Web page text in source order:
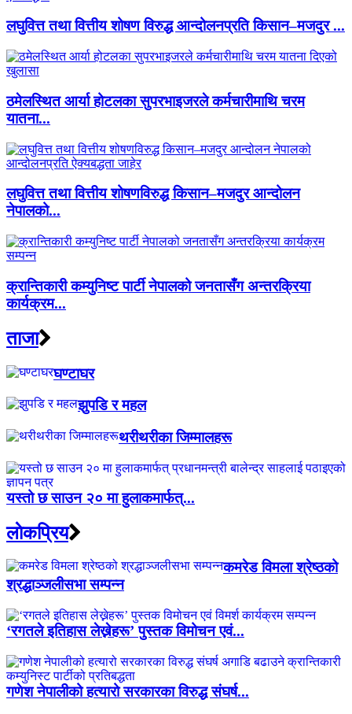
लघुवित्त तथा वित्तीय शोषण विरुद्ध आन्दोलनप्रति किसान–मजदुर ...
ठमेलस्थित आर्या होटलका सुपरभाइजरले कर्मचारीमाथि चरम
यातना...
लघुवित्त तथा वित्तीय शोषणविरुद्ध किसान–मजदुर आन्दोलन
नेपालको...
क्रान्तिकारी कम्युनिष्ट पार्टी नेपालको जनतासँग अन्तरक्रिया
कार्यक्रम...
ताजा
घण्टाघर
झुपडि र महल
थरीथरीका जिम्मालहरू
यस्तो छ साउन २० मा हुलाकमार्फत्...
लाेकप्रिय
कमरेड विमला श्रेष्ठको
श्रद्धाञ्जलीसभा सम्पन्न
‘रगतले इतिहास लेख्नेहरू’ पुस्तक विमोचन एवं...
गणेश नेपालीको हत्यारो सरकारका विरुद्ध संघर्ष...